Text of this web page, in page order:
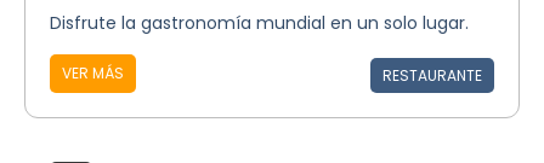
Disfrute la gastronomía mundial en un solo lugar.
VER MÁS RESTAURANTE